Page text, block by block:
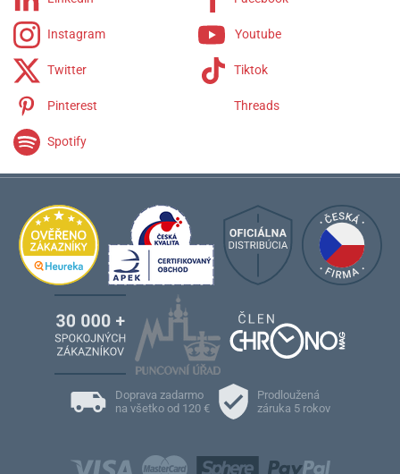
Instagram Youtube
Twitter Tiktok
Pinterest Threads
Spotify
Doprava zadarmo
na všetko od 120 €
Prodloužená
záruka 5 rokov